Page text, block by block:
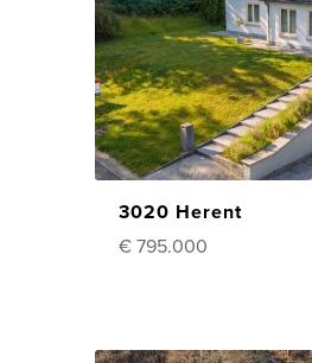
3020 Herent
€ 795.000